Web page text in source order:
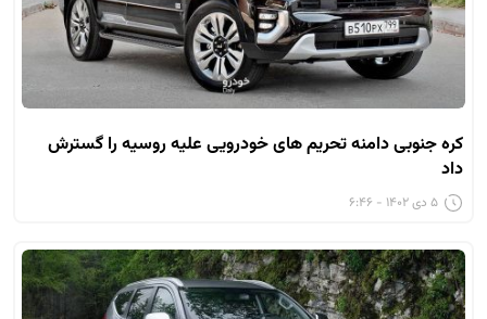
کره جنوبی دامنه تحریم های خودرویی علیه روسیه را گسترش
داد
۵ دی ۱۴۰۲ - ۶:۴۶